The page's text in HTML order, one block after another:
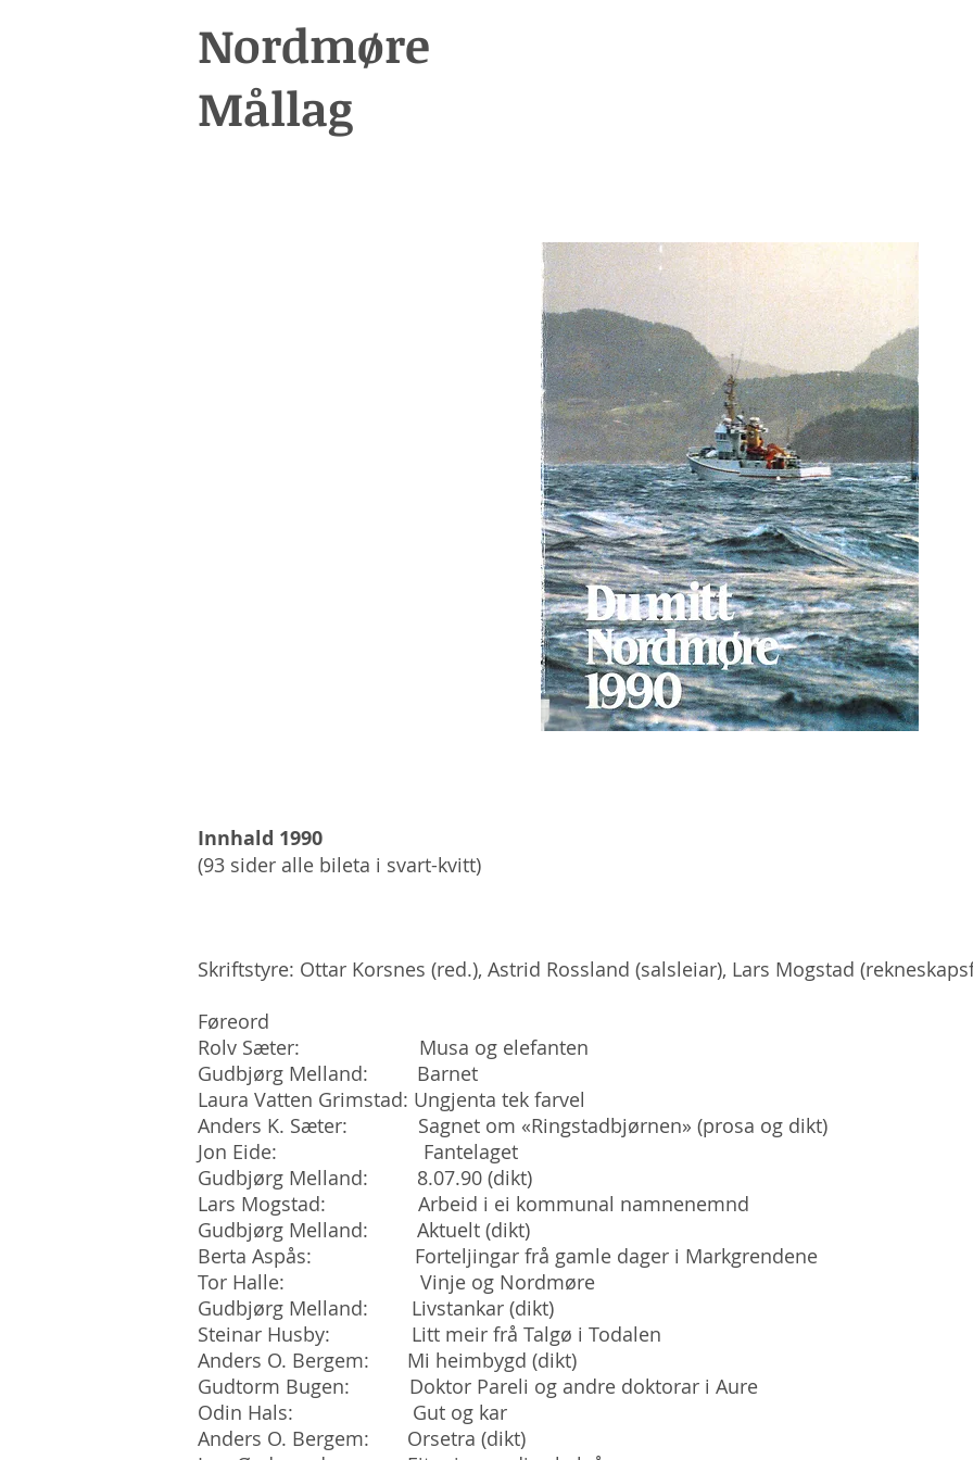
Nordmøre
Mållag
Innhald 1990
(93 sider alle bileta i svart-kvitt)
Skriftstyre: Ottar Korsnes (red.), Astrid Rossland (salsleiar), Lars Mogstad
Føreord
Rolv Sæter: Musa og elefanten
Gudbjørg Melland: Barnet
Laura Vatten Grimstad: Ungjenta tek farvel
Anders K. Sæter: Sagnet om «Ringstadbjørnen» (prosa og dikt)
Jon Eide: Fantelaget
Gudbjørg Melland: 8.07.90 (dikt)
Lars Mogstad: Arbeid i ei kommunal namnenemnd
Gudbjørg Melland: Aktuelt (dikt)
Berta Aspås: Forteljingar frå gamle dager i Markgrendene
Tor Halle: Vinje og Nordmøre
Gudbjørg Melland: Livstankar (dikt)
Steinar Husby: Litt meir frå Talgø i Todalen
Anders O. Bergem: Mi heimbygd (dikt)
Gudtorm Bugen: Doktor Pareli og andre doktorar i Aure
Odin Hals: Gut og kar
Anders O. Bergem: Orsetra (dikt)